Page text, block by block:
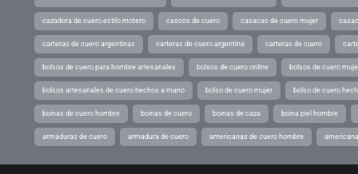
cazadora de cuero estilo motero cascos de cuero casacas de cuero mujer
carteras de cuero argentinas carteras de cuero argentina carteras de cuero
bolsos de cuero para hombre artesanales bolsos de cuero online bolsos de cuero
bolsos artesanales de cuero hechos a mano bolso de cuero mujer bolso de cuero
boinas de cuero hombre boinas de cuero boinas de caza boina piel hombre
armaduras de cuero armadura de cuero americanas de cuero hombre